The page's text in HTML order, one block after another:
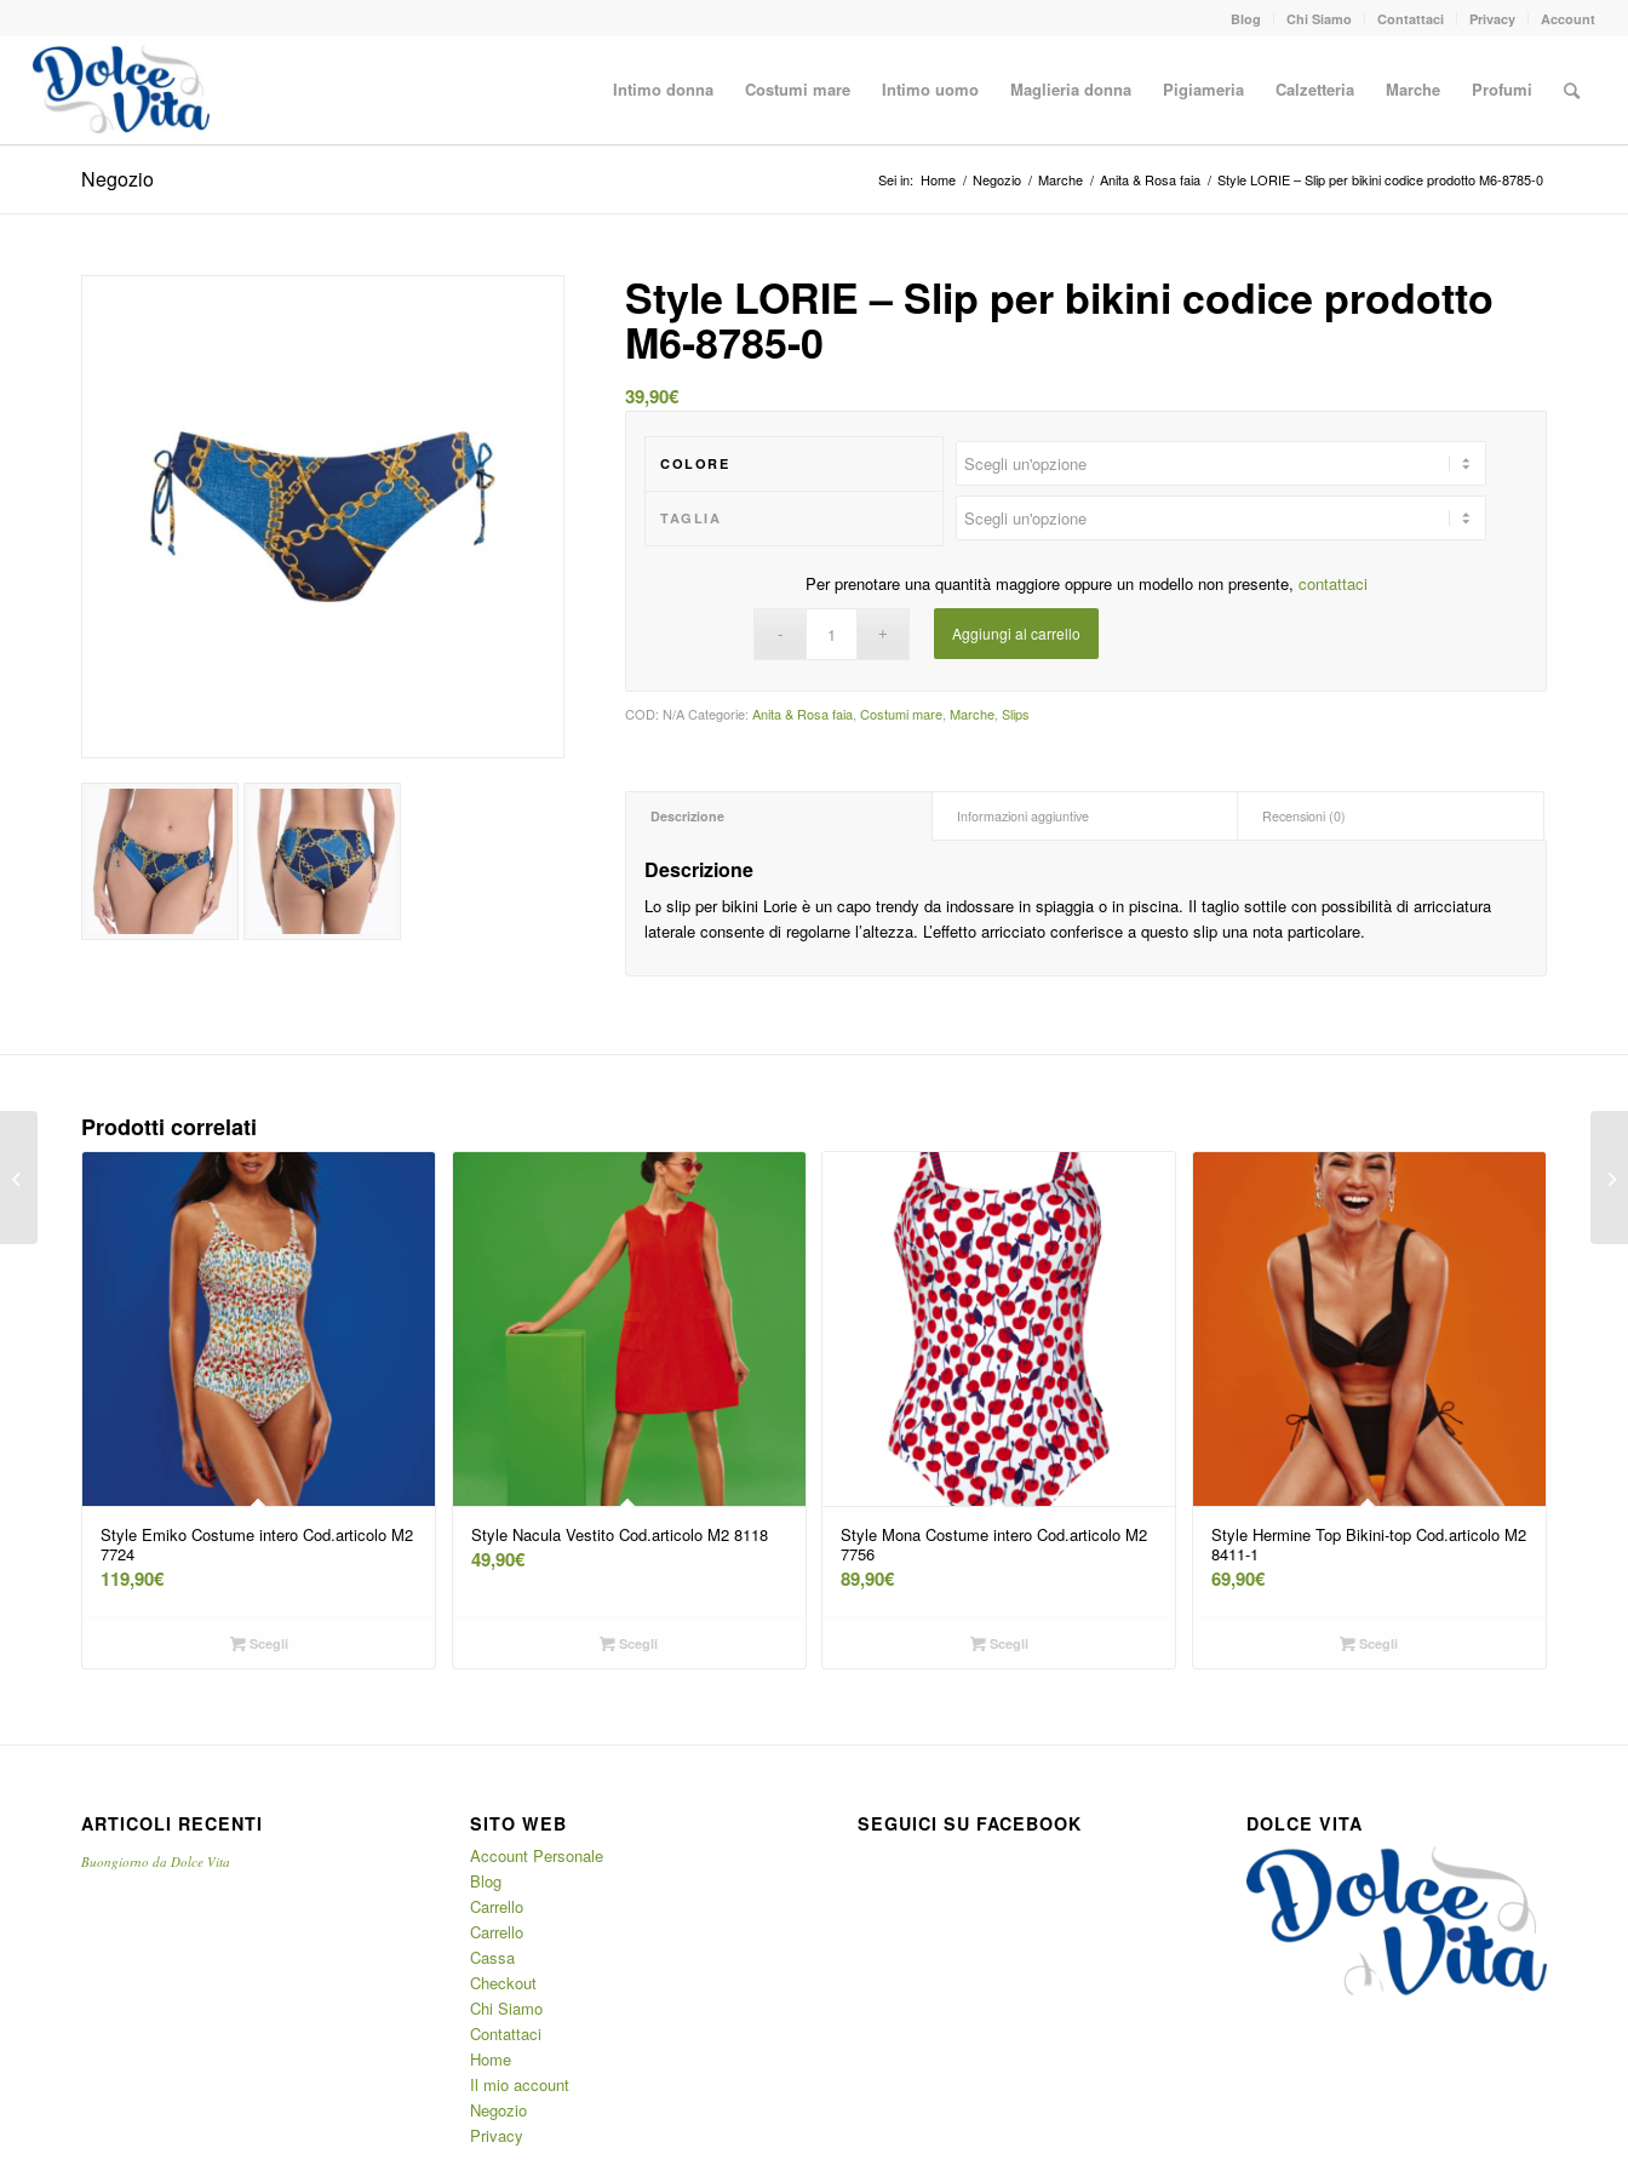
Blog Chi Siamo Contattaci Privacy Account
Intimo donna Costumi mare Intimo uomo Maglieria donna Pigiameria Calzetteria Marche Profumi
Negozio Sei in: Home / Negozio / Marche / Anita & Rosa faia / Style LORIE – Slip per bikini codice prodotto M6-8785-0
Style LORIE – Slip per bikini codice prodotto
M6-8785-0
39,90€
COLORE
TAGLIA
Per prenotare una quantità maggiore oppure un modello non presente, contattaci
Aggiungi al carrello
COD: N/A Categorie:Anita & Rosa faia ,Costumi mare ,Marche ,Slips
Descrizione Informazioni aggiuntive Recensioni (0)
Descrizione
Lo slip per bikini Lorie è un capo trendy da indossare in spiaggia o in piscina. Il taglio sottile con possibilità di arricciatura
laterale consente di regolarne l’altezza. L’effetto arricciato conferisce a questo slip una nota particolare.
Prodotti correlati
Style Emiko Costume intero Cod.articolo M2
7724
119,90€
Scegli
Style Nacula Vestito Cod.articolo M2 8118
49,90€
Scegli
Style Mona Costume intero Cod.articolo M2
7756
89,90€
Scegli
Style Hermine Top Bikini-top Cod.articolo M2
8411-1
69,90€
Scegli
ARTICOLI RECENTI
Buongiorno da Dolce Vita
SITO WEB
Account Personale
Blog
Carrello
Carrello
Cassa
Checkout
Chi Siamo
Contattaci
Home
Il mio account
Negozio
Privacy
SEGUICI SU FACEBOOK DOLCE VITA
Stile JACA – Abito